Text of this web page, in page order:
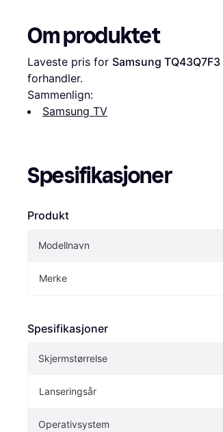
Om produktet
Laveste pris for Samsung TQ43Q7F3
forhandler.
Sammenlign:
Samsung TV
Spesifikasjoner
Produkt
Modellnavn
Merke
Spesifikasjoner
Skjermstørrelse
Lanseringsår
Operativsystem